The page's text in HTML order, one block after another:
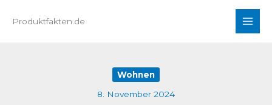
InhaltProduktfakten.de
Wohnen
8. November 2024